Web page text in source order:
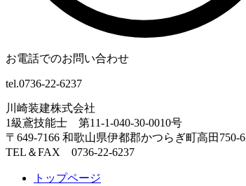
お電話でのお問い合わせ
tel.0736-22-6237
川崎装建株式会社
1級鳶技能士 第11-1-040-30-0010号
〒649-7166 和歌山県伊都郡かつらぎ町高田750-6
TEL＆FAX 0736-22-6237
トップページ